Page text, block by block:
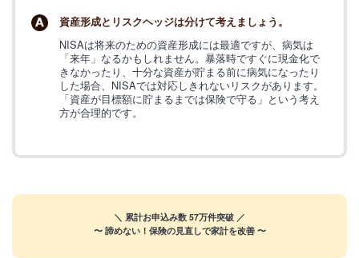
資産形成とリスクヘッジは分けて考えましょう。
NISAは将来のための資産形成には最適ですが、病気は
「来年」なるかもしれません。暴落時ですぐに現金化で
きなかったり、十分な資産が貯まる前に病気になったり
した場合、NISAでは対応しきれないリスクがあります。
「資産が目標額に貯まるまでは保険で守る」という考え
方が合理的です。
＼ 累計お申込み数 57万件突破 ／
〜 諦めない！保険の見直しで家計を改善 〜
プロ